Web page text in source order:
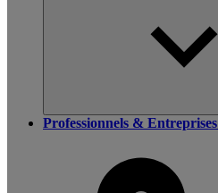
Professionnels & Entreprises